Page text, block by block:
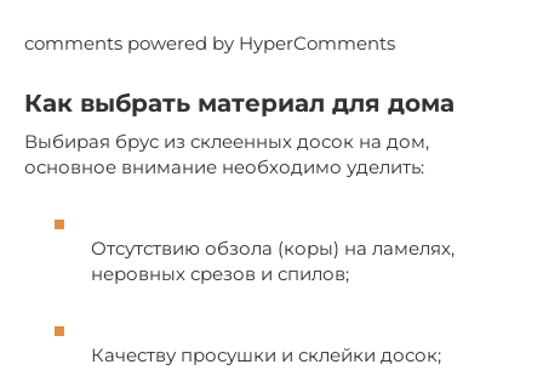
comments powered by HyperComments
Как выбрать материал для дома
Выбирая брус из склеенных досок на дом,
основное внимание необходимо уделить:
Отсутствию обзола (коры) на ламелях,
неровных срезов и спилов;
Качеству просушки и склейки досок;